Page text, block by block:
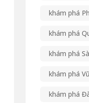
khám phá
khám phá
khám phá
khám phá
khám phá